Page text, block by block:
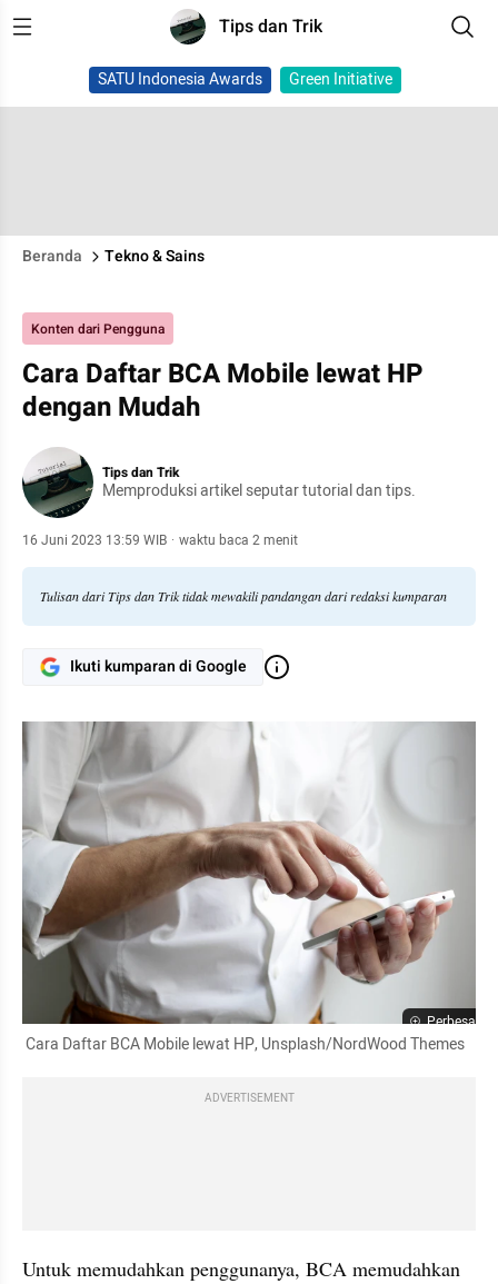
Tips dan Trik
SATU Indonesia Awards Green Initiative
Beranda Tekno & Sains
Konten dari Pengguna
Cara Daftar BCA Mobile lewat HP
dengan Mudah
Tips dan Trik
Memproduksi artikel seputar tutorial dan tips.
16 Juni 2023 13:59 WIB · waktu baca 2 menit
Tulisan dari Tips dan Trik tidak mewakili pandangan dari redaksi kumparan
Ikuti kumparan di Google
Perbesar
Cara Daftar BCA Mobile lewat HP, Unsplash/NordWood Themes
ADVERTISEMENT
Untuk memudahkan penggunanya, BCA memudahkan